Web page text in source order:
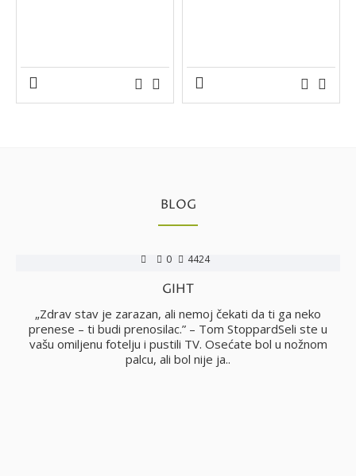
BLOG
0 4424
GIHT
„Zdrav stav je zarazan, ali nemoj čekati da ti ga neko
prenese – ti budi prenosilac.” – Tom StoppardSeli ste u
vašu omiljenu fotelju i pustili TV. Osećate bol u nožnom
palcu, ali bol nije ja..